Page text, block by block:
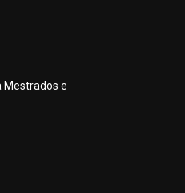
Mestrados e